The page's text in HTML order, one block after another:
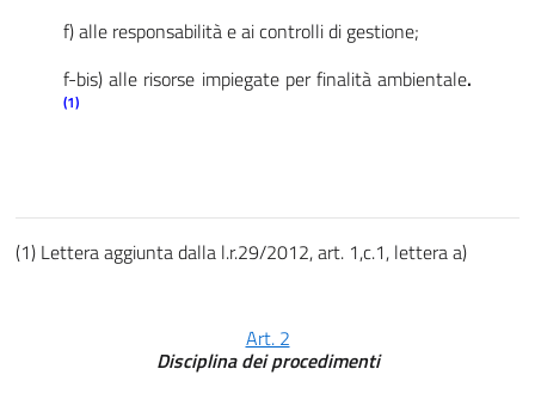
f) alle responsabilità e ai controlli di gestione;
f-bis) alle risorse impiegate per finalità ambientale.
(1)
(1) Lettera aggiunta dalla l.r.29/2012, art. 1,c.1, lettera a)
Art. 2
Disciplina dei procedimenti